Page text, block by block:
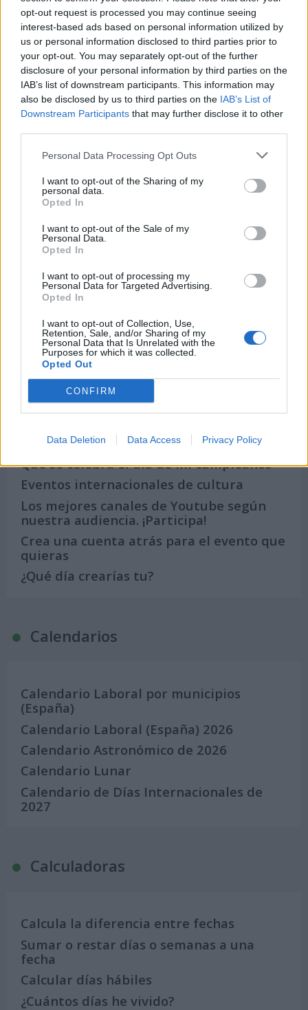
opt-out request is processed you may continue seeing
interest-based ads based on personal information utilized by
us or personal information disclosed to third parties prior to
your opt-out. You may separately opt-out of the further
disclosure of your personal information by third parties on the
IAB’s list of downstream participants. This information may
also be disclosed by us to third parties on the IAB’s List of
Downstream Participants that may further disclose it to other
Personal Data Processing Opt Outs
I want to opt-out of the Sharing of my
personal data.
Opted In
I want to opt-out of the Sale of my
Personal Data.
Opted In
I want to opt-out of processing my
Personal Data for Targeted Advertising.
Opted In
I want to opt-out of Collection, Use,
Retention, Sale, and/or Sharing of my
Personal Data that Is Unrelated with the
Purposes for which it was collected.
Opted Out
CONFIRM
Data Deletion Data Access Privacy Policy
Día de la Encefalomielitis Miálgica
Severa o Síndrome de Fatiga
Crónica
8 de agosto de 2026
Secciones destacadas
Noticias y actualidad sobre Días
Internacionales
Onomástica. Todos los santos
Años Internacionales
Qué se celebra el día de mi cumpleaños
Eventos internacionales de cultura
Los mejores canales de Youtube según
nuestra audiencia. ¡Participa!
Crea una cuenta atrás para el evento que
quieras
¿Qué día crearías tu?
Calendarios
Calendario Laboral por municipios
(España)
Calendario Laboral (España) 2026
Calendario Astronómico de 2026
Calendario Lunar
Calendario de Días Internacionales de
2027
Calculadoras
Calcula la diferencia entre fechas
Sumar o restar días o semanas a una
fecha
Calcular días hábiles
¿Cuántos días he vivido?